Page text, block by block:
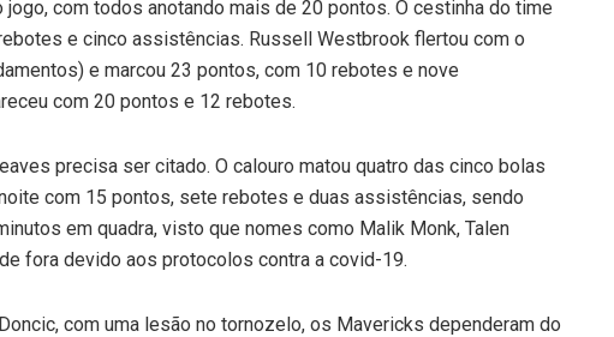
jogo, com todos anotando mais de 20 pontos. O cestinha do time
e cinco assistências. Russell Westbrook flertou com o
e marcou 23 pontos, com 10 rebotes e nove
com 20 pontos e 12 rebotes.
precisa ser citado. O calouro matou quatro das cinco bolas
com 15 pontos, sete rebotes e duas assistências, sendo
em quadra, visto que nomes como Malik Monk, Talen
fora devido aos protocolos contra a covid-19.
com uma lesão no tornozelo, os Mavericks dependeram do